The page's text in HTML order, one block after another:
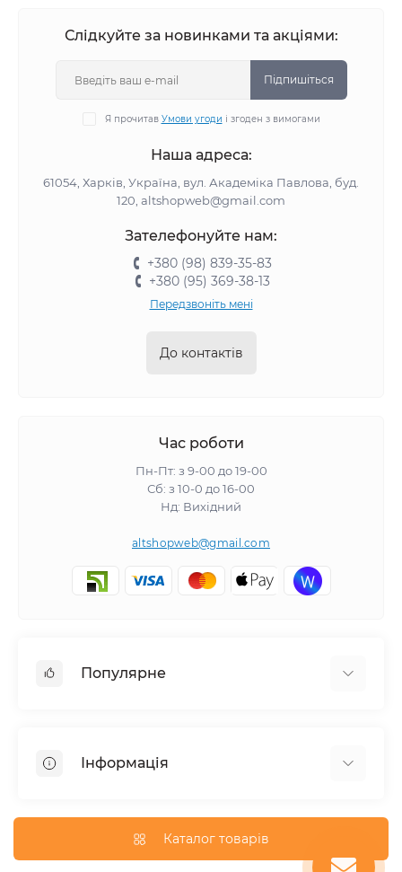
Слідкуйте за новинками та акціями:
Підпишіться
Я прочитав Умови угоди і згоден з вимогами
Наша адреса:
61054, Харків, Україна, вул. Академіка Павлова, буд.
120, altshopweb@gmail.com
Зателефонуйте нам:
+380 (98) 839-35-83
+380 (95) 369-38-13
Передзвоніть мені
До контактів
Час роботи
Пн-Пт: з 9-00 до 19-00
Сб: з 10-0 до 16-00
Нд: Вихідний
altshopweb@gmail.com
Популярне
Відпочинок, туризм
Товари для автомобілів
Інформація
Умови повернення
Каталог товарів